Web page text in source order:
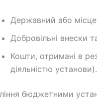
Державний або
Добровільні внески
Кошти, отримані в
діяльністю установи).
бюджетними